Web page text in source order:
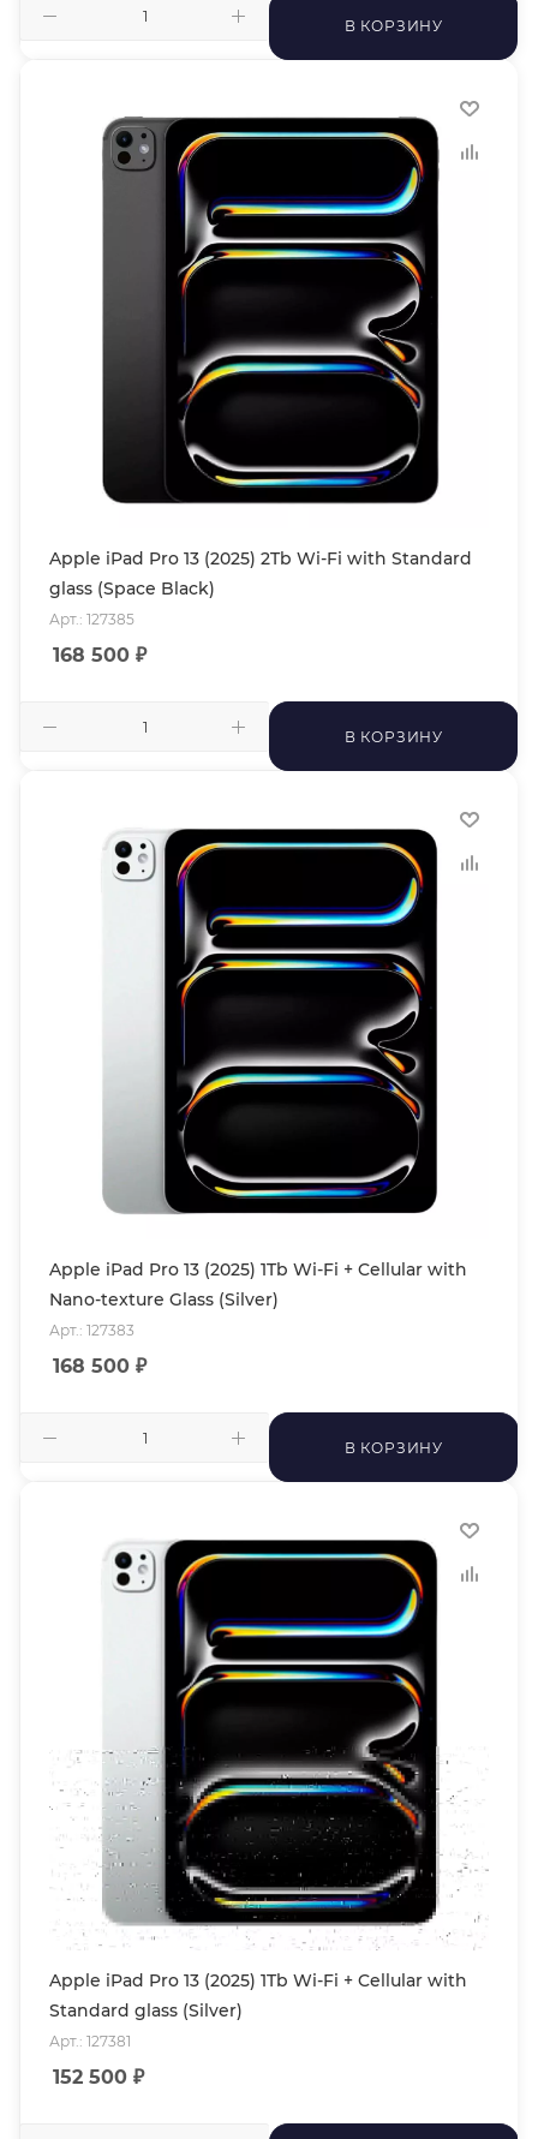
В КОРЗИНУ
Apple iPad Pro 13 (2025) 2Tb Wi-Fi with Standard
glass (Space Black)
Арт.: 127385
168 500 ₽
В КОРЗИНУ
Apple iPad Pro 13 (2025) 1Tb Wi-Fi + Cellular with
Nano-texture Glass (Silver)
Арт.: 127383
168 500 ₽
В КОРЗИНУ
Apple iPad Pro 13 (2025) 1Tb Wi-Fi + Cellular with
Standard glass (Silver)
Арт.: 127381
152 500 ₽